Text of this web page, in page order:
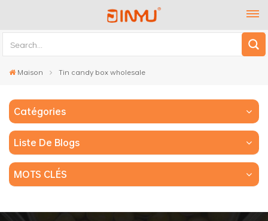
Maison Tin candy box wholesale
Catégories
Liste De Blogs
MOTS CLÉS